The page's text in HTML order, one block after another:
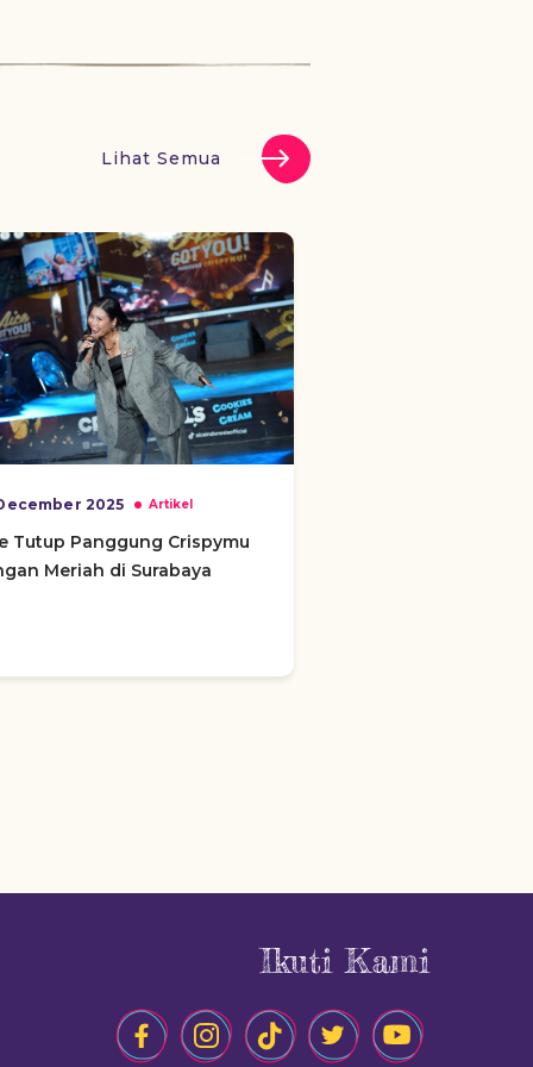
Lihat Semua
2025 Artikel
Tutup Panggung Crispymu
Meriah di Surabaya
Ikuti Kami